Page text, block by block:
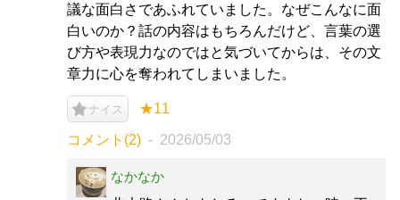
議な面白さであふれていました。なぜこんなに面
白いのか？話の内容はもちろんだけど、言葉の選
び方や表現力なのではと気づいてからは、その文
章力に心を奪われてしまいました。
ナイス ★11
コメント(2) 2026/05/03
なかなか